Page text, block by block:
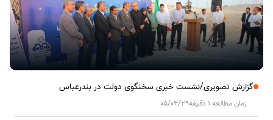
گزارش تصویری/نشست خبری سخنگوی دولت در بندرعباس
زمان مطالعه 1 دقیقه 05/04/29